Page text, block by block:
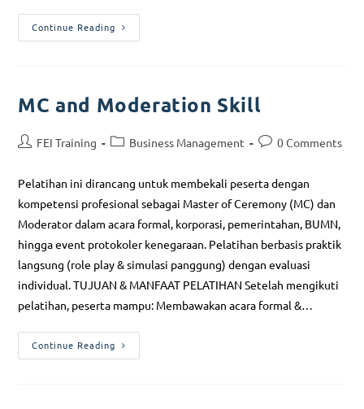
Continue Reading
MC and Moderation Skill
FEI Training Business Management 0 Comments
Pelatihan ini dirancang untuk membekali peserta dengan
kompetensi profesional sebagai Master of Ceremony (MC) dan
Moderator dalam acara formal, korporasi, pemerintahan, BUMN,
hingga event protokoler kenegaraan. Pelatihan berbasis praktik
langsung (role play & simulasi panggung) dengan evaluasi
individual. TUJUAN & MANFAAT PELATIHAN Setelah mengikuti
pelatihan, peserta mampu: Membawakan acara formal &…
Continue Reading